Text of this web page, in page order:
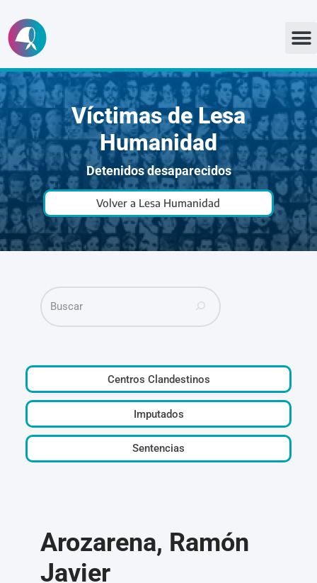
Ir
al
contenido
Víctimas de Lesa
Humanidad
Detenidos desaparecidos
Volver a Lesa Humanidad
Centros Clandestinos
Imputados
Sentencias
Arozarena, Ramón
Javier